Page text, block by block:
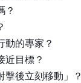
？
動的專家？
近目標？
擊後立刻移動」？